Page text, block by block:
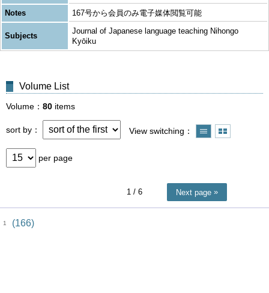
Notes
167号から会員のみ電子媒体閲覧可能
Subjects
Journal of Japanese language teaching Nihongo
Kyōiku
Volume List
Volume 80 items
sort by View switching
per page
1 / 6 Next page
1 (166)